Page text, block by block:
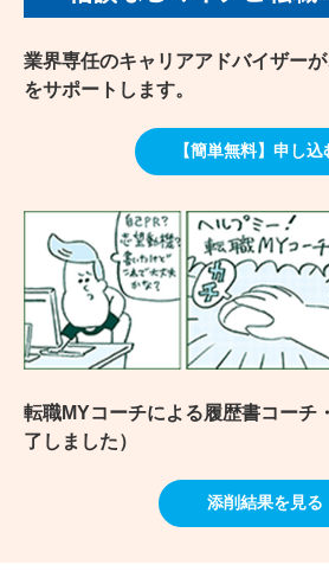
業界専任のキャリアアドバイザー
をサポートします。
【簡単無料】申し込
転職MYコーチによる履歴書コーチ
了しました）
添削結果を見る